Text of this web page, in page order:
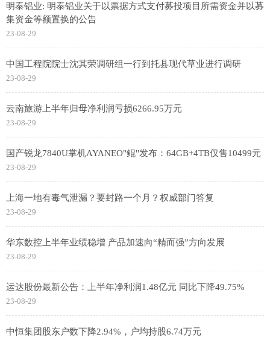
明泰铝业: 明泰铝业关于以票据方式支付募投项目所需资金并以募
集资金等额置换的公告
23-08-29
中国工程院院士沈其荣调研组一行到托县现代草业进行调研
23-08-29
云南旅游上半年归母净利润亏损6266.95万元
23-08-29
国产锐龙7840U掌机AYANEO"鲲"发布：64GB+4TB仅售10499元
23-08-29
上海一地有毒气泄漏？要封路一个月？权威部门答复
23-08-29
华东数控上半年业绩稳增 产品加速向“精而强”方向发展
23-08-29
运达股份最新公告：上半年净利润1.48亿元 同比下降49.75%
23-08-29
中恒集团股东户数下降2.94%，户均持股6.74万元